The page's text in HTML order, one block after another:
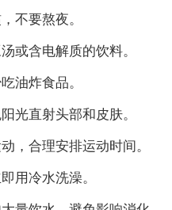
不要熬夜。
或含电解质的饮料。
油炸食品。
光直射头部和皮肤。
，合理安排运动时间。
用冷水洗澡。